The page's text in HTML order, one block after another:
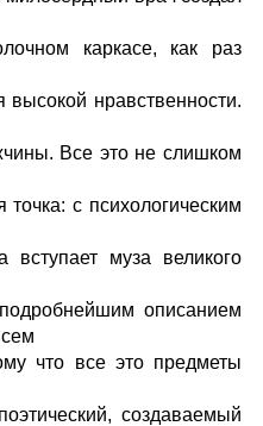
каркасе, как раз
нравственности.
Все это не слишком
точка: с психологическим
муза великого
описанием
что все это предметы
создаваемый